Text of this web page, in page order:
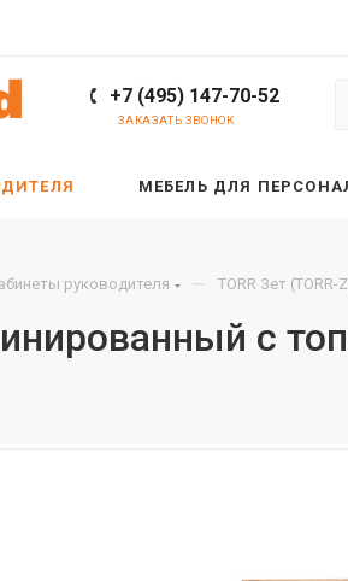
+7 (495) 147-70-52
ЗАКАЗАТЬ ЗВОНОК
МЕБЕЛЬ ДЛЯ
руководителя — TORR Зет (TORR-
с